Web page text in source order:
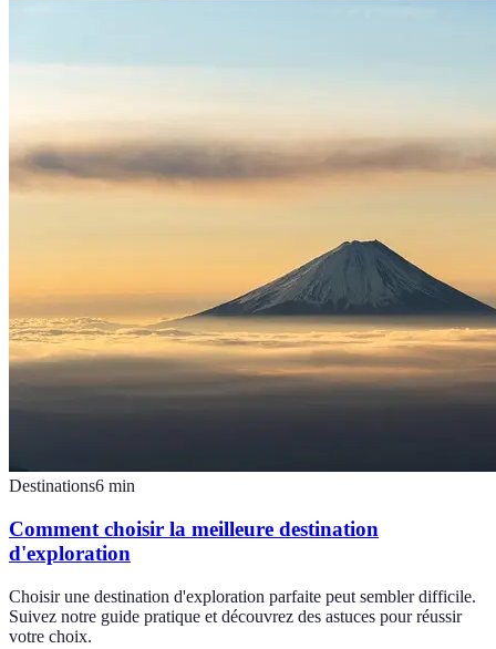
Destinations6 min
Comment choisir la meilleure destination
d'exploration
Choisir une destination d'exploration parfaite peut sembler difficile.
Suivez notre guide pratique et découvrez des astuces pour réussir
votre choix.